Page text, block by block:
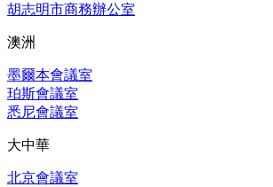
胡志明市商務辦公室
澳洲
墨爾本會議室
珀斯會議室
悉尼會議室
大中華
北京會議室